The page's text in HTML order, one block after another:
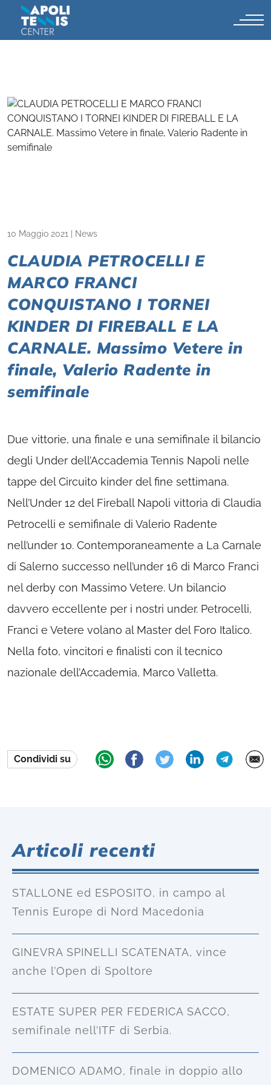
10 Maggio 2021 News
CLAUDIA PETROCELLI E
MARCO FRANCI
CONQUISTANO I TORNEI
KINDER DI FIREBALL E LA
CARNALE. Massimo Vetere in
finale, Valerio Radente in
semifinale
Due vittorie, una finale e una semifinale il bilancio
degli Under dell’Accademia Tennis Napoli nelle
tappe del Circuito kinder del fine settimana.
Nell’Under 12 del Fireball Napoli vittoria di Claudia
Petrocelli e semifinale di Valerio Radente
nell’under 10. Contemporaneamente a La Carnale
di Salerno successo nell’under 16 di Marco Franci
nel derby con Massimo Vetere. Un bilancio
davvero eccellente per i nostri under. Petrocelli,
Franci e Vetere volano al Master del Foro Italico.
Nella foto, vincitori e finalisti con il tecnico
nazionale dell’Accademia, Marco Valletta.
Condividi su
Articoli recenti
STALLONE ed ESPOSITO, in campo al
Tennis Europe di Nord Macedonia
GINEVRA SPINELLI SCATENATA, vince
anche l’Open di Spoltore
ESTATE SUPER PER FEDERICA SACCO,
semifinale nell’ITF di Serbia.
DOMENICO ADAMO, finale in doppio allo